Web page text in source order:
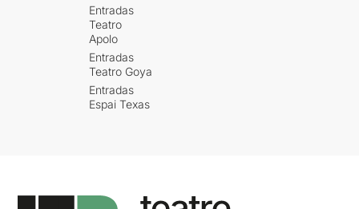
Entradas
Teatro
Apolo
Entradas
Teatro Goya
Entradas
Espai Texas